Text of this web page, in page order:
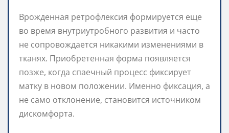
Врожденная ретрофлексия формируется еще
во время внутриутробного развития и часто
не сопровождается никакими изменениями в
тканях. Приобретенная форма появляется
позже, когда спаечный процесс фиксирует
матку в новом положении. Именно фиксация, а
не само отклонение, становится источником
дискомфорта.